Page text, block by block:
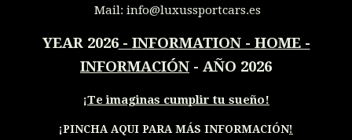
Mail: info@luxussportcars.es
YEAR 2026- INFORMATION - HOME -
INFORMACIÓN - AÑO 2026
¡Te imaginas cumplir tu sueño!
¡PINCHA AQUI PARA MÁS INFORMACIÓN!